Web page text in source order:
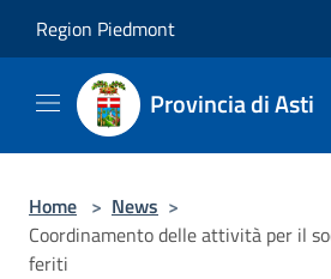
Region Piedmont
Provincia di Asti
Home > News >
Coordinamento delle attività per il
feriti